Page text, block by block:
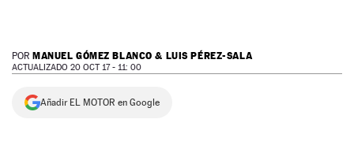
SERVICIOS
NEWSLETTER
POR MANUEL GÓMEZ BLANCO & LUIS PÉREZ-SALA
ACTUALIZADO 20 OCT 17 - 11: 00
Añadir EL MOTOR en Google